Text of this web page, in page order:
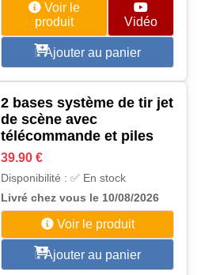
Voir le
produit
Vidéo
Ajouter au panier
2 bases système de tir jet
de scène avec
télécommande et piles
39.90 €
Disponibilité : ✅ En stock
Livré chez vous le 10/08/2026
Voir le produit
Ajouter au panier